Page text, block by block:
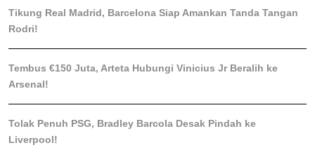
Tikung Real Madrid, Barcelona Siap Amankan Tanda Tangan
Rodri!
Tembus €150 Juta, Arteta Hubungi Vinicius Jr Beralih ke
Arsenal!
Tolak Penuh PSG, Bradley Barcola Desak Pindah ke
Liverpool!